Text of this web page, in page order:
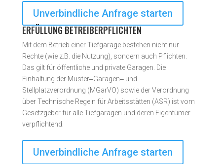
Unverbindliche Anfrage starten
ERFÜLLUNG BETREIBERPFLICHTEN
Mit dem Betrieb einer Tiefgarage bestehen nicht nur
Rechte (wie z.B. die Nutzung), sondern auch Pflichten.
Das gilt für öffentliche und private Garagen. Die
Einhaltung der Muster‒Garagen‒ und
Stellplatzverordnung (MGarVO) sowie der Verordnung
über Technische Regeln für Arbeitsstätten (ASR) ist vom
Gesetzgeber für alle Tiefgaragen und deren Eigentümer
verpflichtend.
Unverbindliche Anfrage starten